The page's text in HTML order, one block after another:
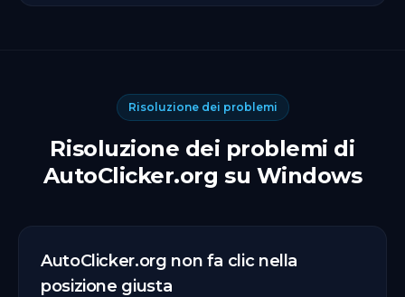
Risoluzione dei problemi
Risoluzione dei problemi di
AutoClicker.org su Windows
AutoClicker.org non fa clic nella
posizione giusta